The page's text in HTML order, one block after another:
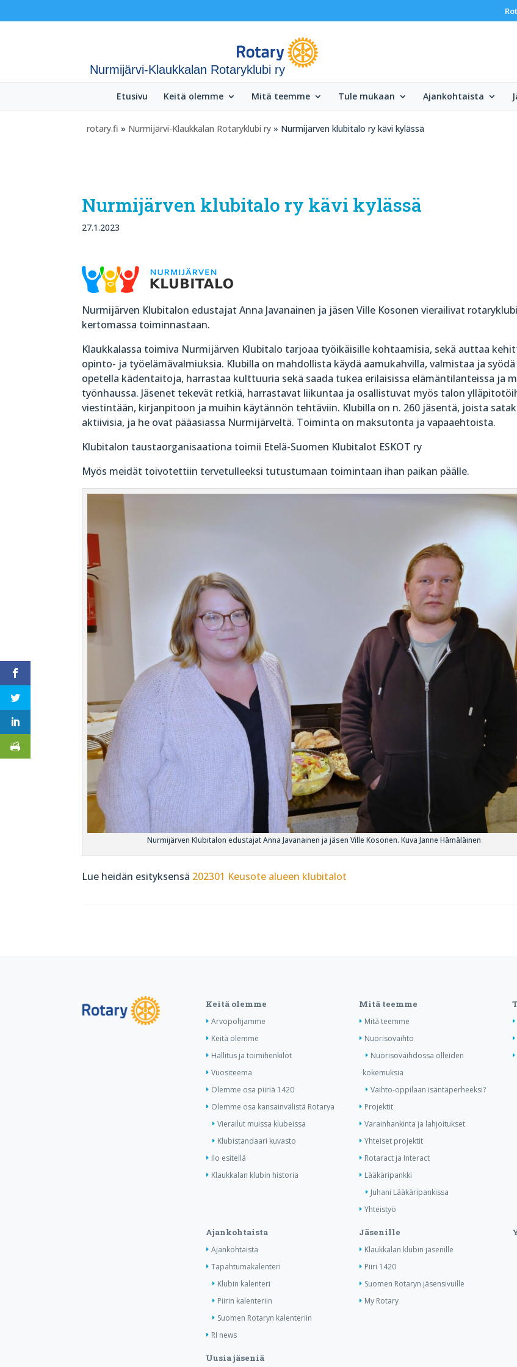
Nurmijärvi-Klaukkalan Rotaryklubi ry
Etusivu Keitä olemme Mitä teemme Tule mukaan Ajankohtaista
rotary.fi » Nurmijärvi-Klaukkalan Rotaryklubi ry » Nurmijärven klubitalo ry kävi kylässä
Nurmijärven klubitalo ry kävi kylässä
27.1.2023
Nurmijärven Klubitalon edustajat Anna Javanainen ja jäsen Ville Kosonen vierailivat
kertomassa toiminnastaan.
Klaukkalassa toimiva Nurmijärven Klubitalo tarjoaa työikäisille kohtaamisia, sekä auttaa
opinto- ja työelämävalmiuksia. Klubilla on mahdollista käydä aamukahvilla, valmistaa ja
opetella kädentaitoja, harrastaa kulttuuria sekä saada tukea erilaisissa elämäntilanteissa ja
työnhaussa. Jäsenet tekevät retkiä, harrastavat liikuntaa ja osallistuvat myös talon
viestintään, kirjanpitoon ja muihin käytännön tehtäviin. Klubilla on n. 260 jäsentä, joista
aktiivisia, ja he ovat pääasiassa Nurmijärveltä. Toiminta on maksutonta ja vapaaehtoista.
Klubitalon taustaorganisaationa toimii Etelä-Suomen Klubitalot ESKOT ry
Myös meidät toivotettiin tervetulleeksi tutustumaan toimintaan ihan paikan päälle.
Nurmijärven Klubitalon edustajat Anna Javanainen ja jäsen Ville Kosonen. Kuva Janne Hämäläinen
Lue heidän esityksensä 202301 Keusote alueen klubitalot
Keitä olemme
Arvopohjamme
Keitä olemme
Hallitus ja toimihenkilöt
Vuositeema
Olemme osa piiriä 1420
Olemme osa kansainvälistä Rotarya
Vierailut muissa klubeissa
Klubistandaari kuvasto
Ilo esitellä
Klaukkalan klubin historia
Mitä teemme
Mitä teemme
Nuorisovaihto
Nuorisovaihdossa olleiden
kokemuksia
Vaihto-oppilaan isäntäperheeksi?
Projektit
Varainhankinta ja lahjoitukset
Yhteiset projektit
Rotaract ja Interact
Lääkäripankki
Juhani Lääkäripankissa
Yhteistyö
Ajankohtaista
Ajankohtaista
Tapahtumakalenteri
Klubin kalenteri
Piirin kalenteriin
Suomen Rotaryn kalenteriin
RI news
Jäsenille
Klaukkalan klubin jäsenille
Piiri 1420
Suomen Rotaryn jäsensivuille
My Rotary
Uusia jäseniä